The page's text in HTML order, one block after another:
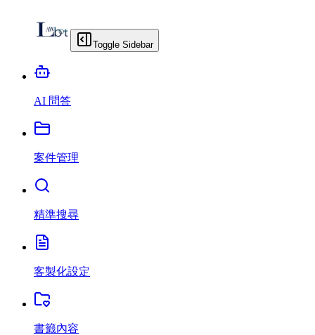
Toggle Sidebar
AI 問答
案件管理
精準搜尋
客製化設定
書籤內容